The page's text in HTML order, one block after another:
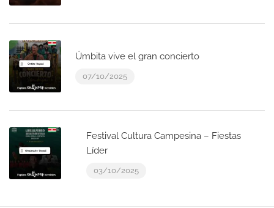
Úmbita vive el gran concierto
07/10/2025
Festival Cultura Campesina – Fiestas
Líder
03/10/2025